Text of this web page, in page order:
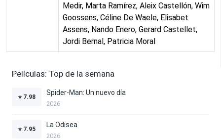
Medir, Marta Ramírez, Aleix Castellón, Wim
Goossens, Céline De Waele, Elisabet
Assens, Nando Enero, Gerard Castellet,
Jordi Bernal, Patricia Moral
Películas: Top de la semana
⭐ 7.98
Spider-Man: Un nuevo día
2026
⭐ 7.95
La Odisea
2026